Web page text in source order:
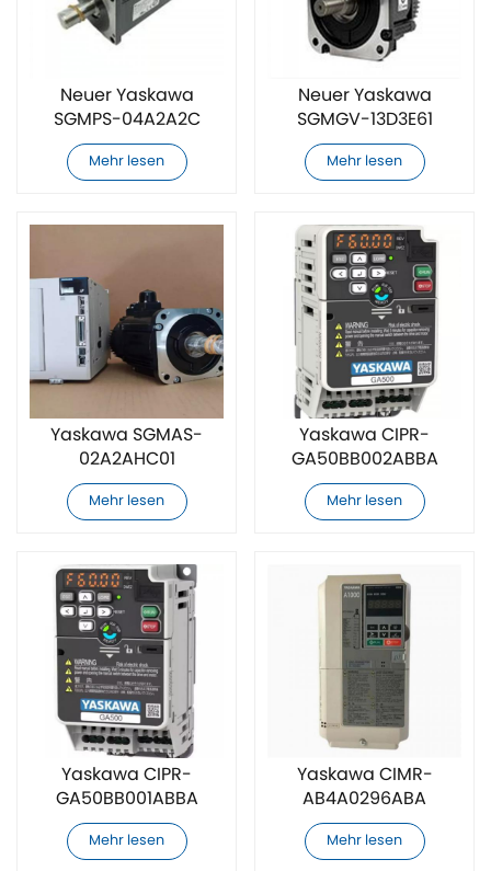
Neuer Yaskawa
SGMPS-04A2A2C
Servomotor
Mehr lesen
Neuer Yaskawa
SGMGV-13D3E61
Servomotor
Mehr lesen
Yaskawa SGMAS-
02A2AHC01
Servomotor
Mehr lesen
Yaskawa CIPR-
GA50BB002ABBA
Frequenzumrichter
Mehr lesen
Yaskawa CIPR-
GA50BB001ABBA
Frequenzumrichter
Mehr lesen
Yaskawa CIMR-
AB4A0296ABA
Wechselrichter
Mehr lesen